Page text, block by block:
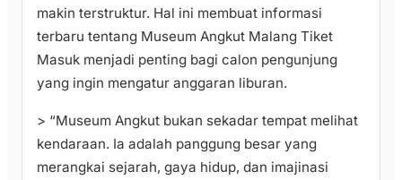
makin terstruktur. Hal ini membuat informasi
terbaru tentang Museum Angkut Malang Tiket
Masuk menjadi penting bagi calon pengunjung
yang ingin mengatur anggaran liburan.
> “Museum Angkut bukan sekadar tempat melihat
kendaraan. Ia adalah panggung besar yang
merangkai sejarah, gaya hidup, dan imajinasi